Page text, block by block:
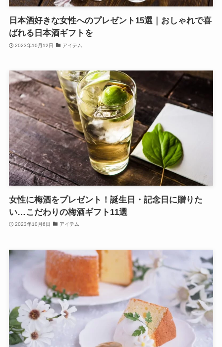
日本酒好きな女性へのプレゼント15選｜おしゃれで喜
ばれる日本酒ギフトを
2023年10月12日 アイテム
女性に梅酒をプレゼント！誕生日・記念日に贈りた
い…こだわりの梅酒ギフト11選
2023年10月6日 アイテム